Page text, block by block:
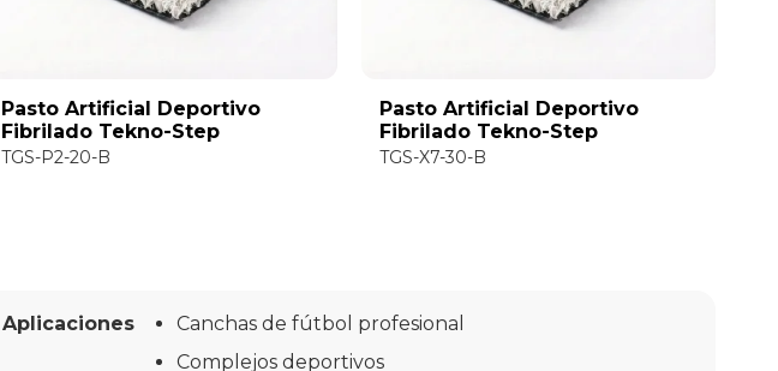
Pasto Artificial Deportivo
Fibrilado Tekno-Step
TGS-P2-20-B
Pasto Artificial Deportivo
Fibrilado Tekno-Step
TGS-X7-30-B
Aplicaciones
Canchas de fútbol profesional
Complejos deportivos